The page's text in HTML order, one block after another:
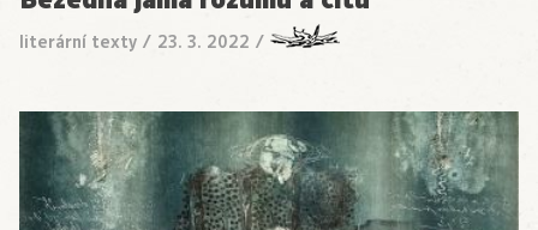
literární texty / 23. 3. 2022 /